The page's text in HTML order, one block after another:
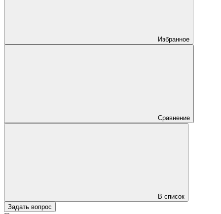
Избранное
Сравнение
В список
Задать вопрос